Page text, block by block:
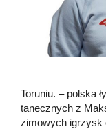
Toruniu. – polska
tanecznych z
zimowych igrzysk